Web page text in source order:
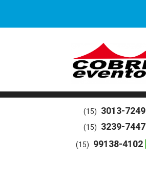
(15) 3013-7249
(15) 3239-7447
(15) 99138-4102